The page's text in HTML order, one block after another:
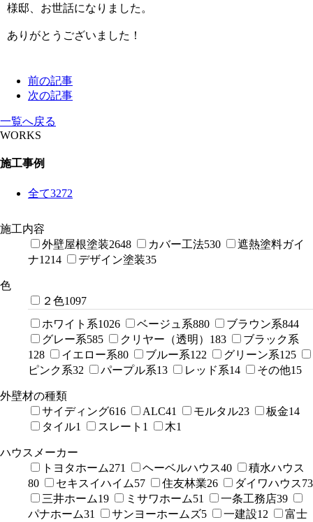
様邸、お世話になりました。
ありがとうございました！
前の記事
次の記事
一覧へ戻る
WORKS
施工事例
全て3272
施工内容
外壁屋根塗装2648 カバー工法530
遮熱塗料ガイ
ナ1214 デザイン塗装35
色
２色1097
ホワイト系1026 ベージュ系880 ブラウン系844
グレー系585 クリヤー（透明） 183
ブラック系
128
イエロー系80 ブルー系122 グリーン系125
ピンク系32 パープル系13 レッド系14 その他15
外壁材の種類
サイディング616 ALC41 モルタル23 板金14
タイル1 スレート 1 木1
ハウスメーカー
トヨタホーム271 ヘーベルハウス40
積水ハウス
80
セキスイハイム57 住友林業26 ダイワハウス73
三井ホーム19 ミサワホーム51 一条工務店39
パナホーム31 サンヨーホームズ5 一建設12
富士